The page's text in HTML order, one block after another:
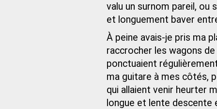
valu un surnom pareil, ou
et longuement baver
À peine avais-je pris ma
raccrocher les wagons
ponctuaient
ma guitare à mes côtés,
qui allaient venir heurter
longue et lente descente